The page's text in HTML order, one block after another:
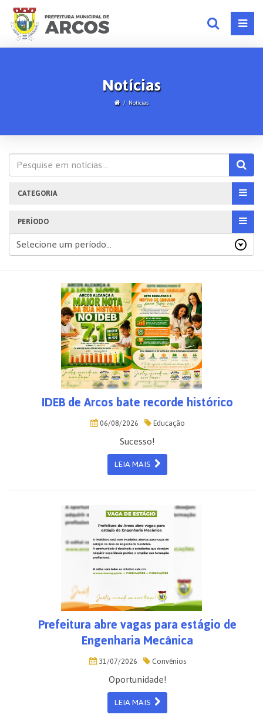
Notícias
Notícias
CATEGORIA
PERÍODO
IDEB de Arcos bate recorde histórico
06/08/2026 Educação
Sucesso!
LEIA MAIS
Prefeitura abre vagas para estágio de
Engenharia Mecânica
31/07/2026 Convênios
Oportunidade!
LEIA MAIS